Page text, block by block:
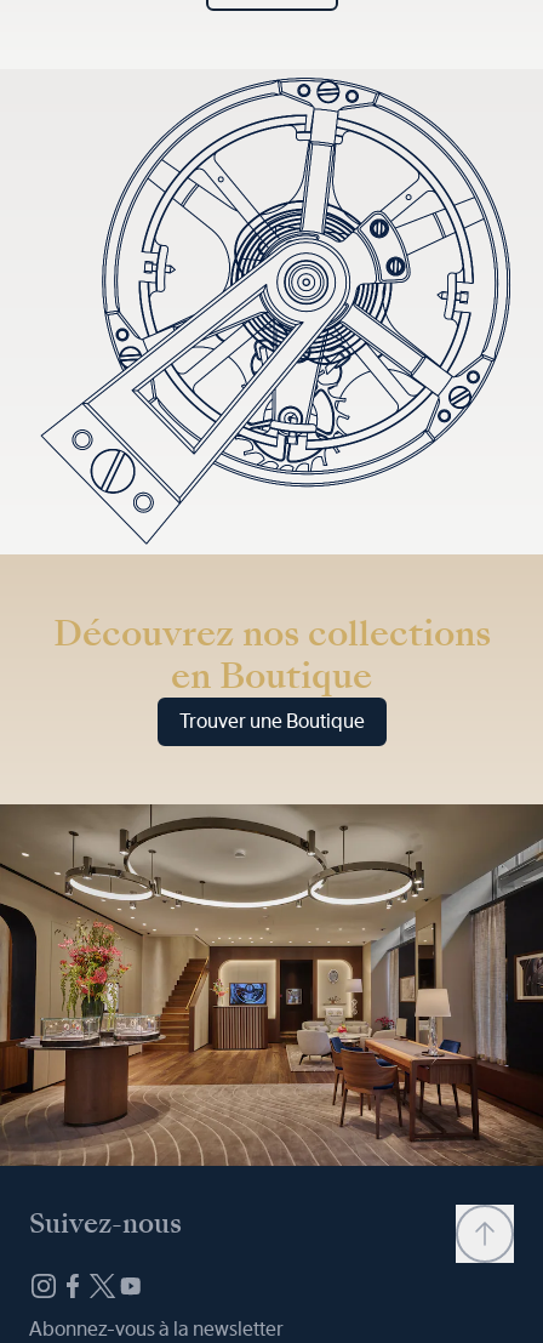
Découvrez nos collections
en Boutique
Trouver une Boutique
Suivez-nous
Abonnez-vous à la newsletter